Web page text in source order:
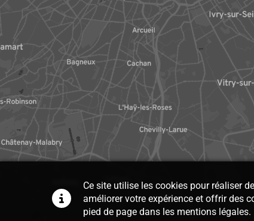
Ce site utilise les cookies pour réaliser
améliorer votre expérience et offrir des
pied de page dans les mentions légales.